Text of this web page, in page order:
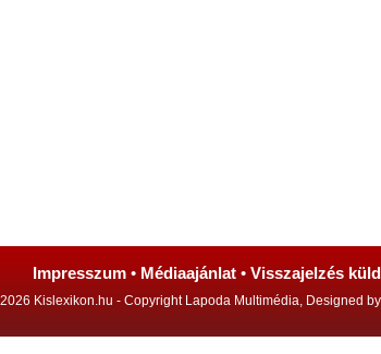
Impresszum • Médiaajánlat • Visszajelzés
Kislexikon.hu - Copyright Lapoda Multimédia, Designed